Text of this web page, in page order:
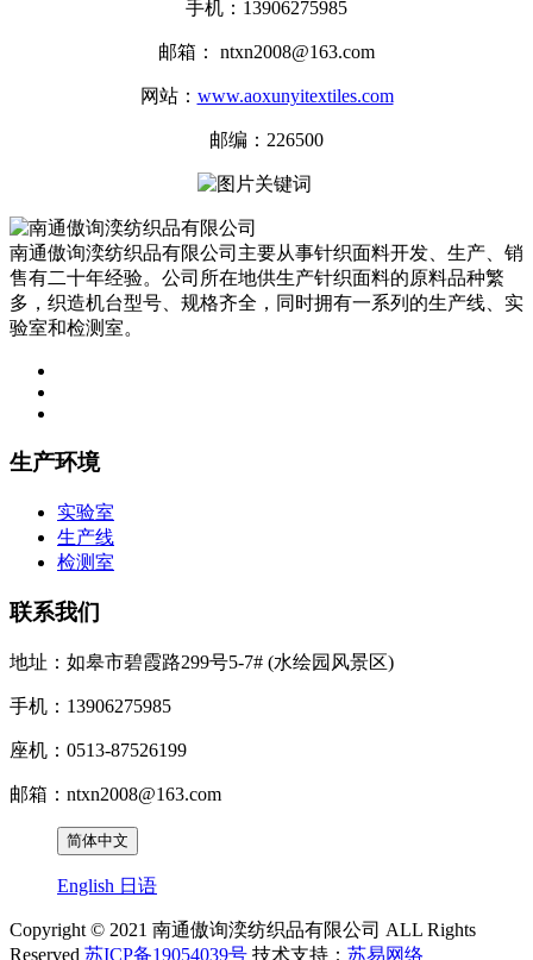
手机：13906275985
邮箱： ntxn2008@163.com
网站： www.aoxunyitextiles.com
邮编：226500
南通傲询湙纺织品有限公司主要从事针织面料开发、生产、销
售有二十年经验。公司所在地供生产针织面料的原料品种繁
多，织造机台型号、规格齐全，同时拥有一系列的生产线、实
验室和检测室。
生产环境
实验室
生产线
检测室
联系我们
地址：如皋市碧霞路299号5-7# (水绘园风景区)
手机：13906275985
座机：0513-87526199
邮箱：ntxn2008@163.com
简体中文
English 日语
Copyright © 2021 南通傲询湙纺织品有限公司 ALL Rights
Reserved 苏ICP备19054039号 技术支持： 苏易网络